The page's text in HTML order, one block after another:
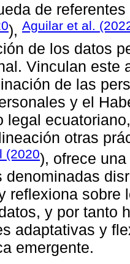
de
), Aguilar et al.
de los datos
Vinculan este
de las
y el
legal
otras
(2020), ofrece
denominadas
reflexiona sobre
y por tanto
adaptativas y
emergente.